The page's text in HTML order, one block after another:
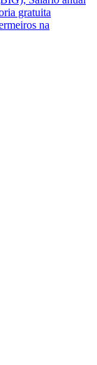
gratuita
na